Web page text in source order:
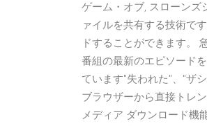
ゲーム・オブ, スローンズ
ァイルを共有する技術で
ドすることができます。
番組の最新のエピソード
ています"失われた"、"ザ
ブラウザーから直接トレ
メディア ダウンロード機